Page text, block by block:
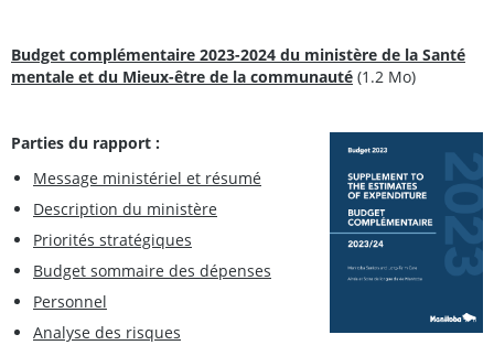
Budget complémentaire 2023-2024 du ministère de la Santé
mentale et du Mieux-être de la communauté (1.2 Mo)
Parties du rapport :
Message ministériel et résumé
Description du ministère
Priorités stratégiques
Budget sommaire des dépenses
Personnel
Analyse des risques